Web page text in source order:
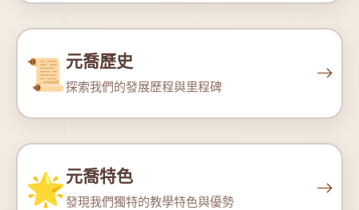
🪵
📜元喬歷史
探索我們的發展歷程與里程碑
🌟元喬特色
發現我們獨特的教學特色與優勢